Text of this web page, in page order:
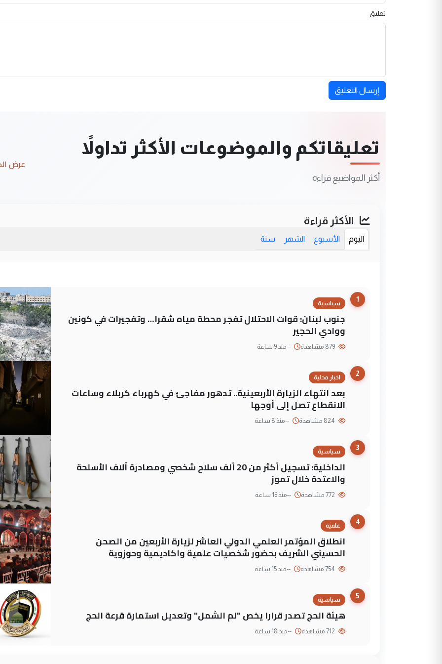
تعليق
إرسال التعليق
تعليقاتكم والموضوعات الأكثر تداولاً
أكثر المواضيع قراءة
عرض
الأكثر قراءة
اليوم الأسبوع الشهر سنة
1
سياسية
جنوب لبنان: قوات الاحتلال تفجر محطة مياه شقرا… وتفجيرات في كونين
ووادي الحجير
--منذ 9 ساعة
2
اخبار محلية
بعد انتهاء الزيارة الأربعينية.. تدهور مفاجئ في كهرباء كربلاء وساعات
الانقطاع تصل إلى أوجها
--منذ 8 ساعة
3
سياسية
الداخلية: تسجيل أكثر من 20 ألف سلاح شخصي ومصادرة آلاف الأسلحة
والاعتدة خلال تموز
--منذ 16 ساعة
4
علمية
انطلاق المؤتمر العلمي الدولي العاشر لزيارة الأربعين من الصحن
الحسيني الشريف بحضور شخصيات علمية واكاديمية وحوزوية
--منذ 15 ساعة
5
سياسية
هيئة الحج تصدر قرارا يخص "لم الشمل" وتعديل استمارة قرعة الحج
--منذ 18 ساعة